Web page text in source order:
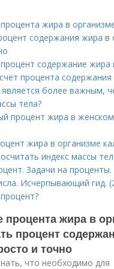
жира в
содержания жира в
содержание жира
процента
является более важным,
тела?
процент жира в
жира в организме
индекс массы
Задачи на проценты.
Исчерпывающий гид.
процента жира в
процент
и точно
что необходимо для